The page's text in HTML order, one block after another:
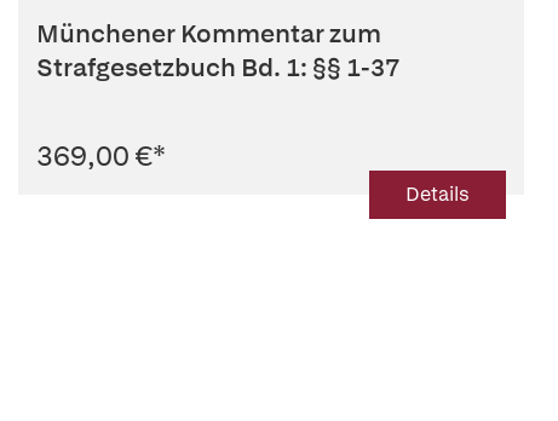
Münchener Kommentar zum
Strafgesetzbuch Bd. 1: §§ 1-37
369,00 €*
Details